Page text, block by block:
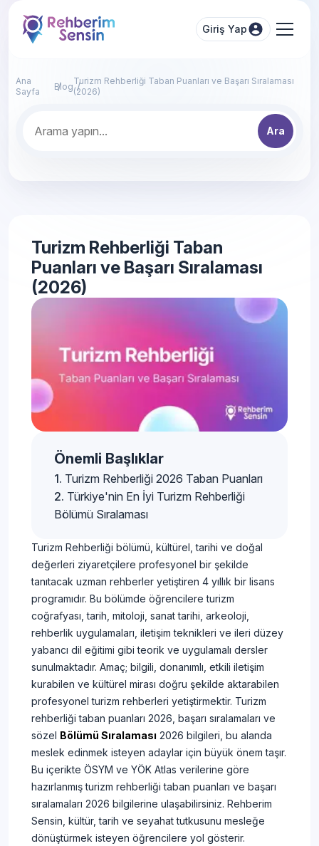
Giriş Yap
Ana
Sayfa
BlogTurizm Rehberliği Taban Puanları ve Başarı Sıralaması
(2026)
Ara
Turizm Rehberliği Taban
Puanları ve Başarı Sıralaması
(2026)
Önemli Başlıklar
Turizm Rehberliği 2026 Taban Puanları
Türkiye'nin En İyi Turizm Rehberliği
Bölümü Sıralaması
Turizm Rehberliği bölümü, kültürel, tarihi ve doğal
değerleri ziyaretçilere profesyonel bir şekilde
tanıtacak uzman rehberler yetiştiren 4 yıllık bir lisans
programıdır. Bu bölümde öğrencilere turizm
coğrafyası, tarih, mitoloji, sanat tarihi, arkeoloji,
rehberlik uygulamaları, iletişim teknikleri ve ileri düzey
yabancı dil eğitimi gibi teorik ve uygulamalı dersler
sunulmaktadır. Amaç; bilgili, donanımlı, etkili iletişim
kurabilen ve kültürel mirası doğru şekilde aktarabilen
profesyonel turizm rehberleri yetiştirmektir. Turizm
rehberliği taban puanları 2026, başarı sıralamaları ve
sözel Bölümü Sıralaması 2026 bilgileri, bu alanda
meslek edinmek isteyen adaylar için büyük önem taşır.
Bu içerikte ÖSYM ve YÖK Atlas verilerine göre
hazırlanmış turizm rehberliği taban puanları ve başarı
sıralamaları 2026 bilgilerine ulaşabilirsiniz. Rehberim
Sensin, kültür, tarih ve seyahat tutkusunu mesleğe
dönüştürmek isteyen öğrencilere yol gösterir.